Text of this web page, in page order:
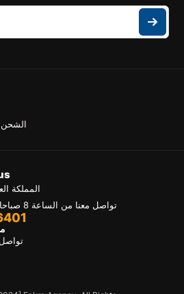
الشحن
المملكة
تواصل معنا من الساعة 8 صباحا حتى 5 مساءا